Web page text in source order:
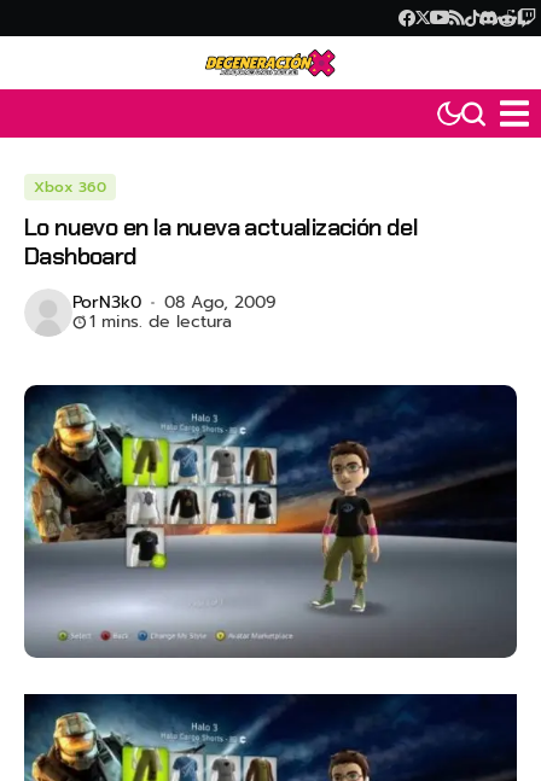
Xbox 360
Lo nuevo en la nueva actualización del
Dashboard
PorN3k0 08 Ago, 2009
1 mins. de lectura